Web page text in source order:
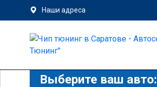
Наши адреса
Выберите ваш авто: